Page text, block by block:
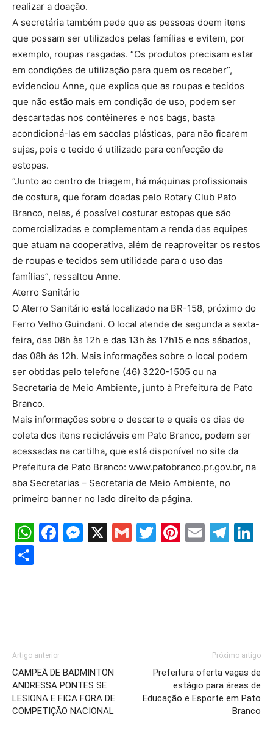
realizar a doação.
A secretária também pede que as pessoas doem itens
que possam ser utilizados pelas famílias e evitem, por
exemplo, roupas rasgadas. “Os produtos precisam estar
em condições de utilização para quem os receber”,
evidenciou Anne, que explica que as roupas e tecidos
que não estão mais em condição de uso, podem ser
descartadas nos contêineres e nos bags, basta
acondicioná-las em sacolas plásticas, para não ficarem
sujas, pois o tecido é utilizado para confecção de
estopas.
“Junto ao centro de triagem, há máquinas profissionais
de costura, que foram doadas pelo Rotary Club Pato
Branco, nelas, é possível costurar estopas que são
comercializadas e complementam a renda das equipes
que atuam na cooperativa, além de reaproveitar os restos
de roupas e tecidos sem utilidade para o uso das
famílias”, ressaltou Anne.
Aterro Sanitário
O Aterro Sanitário está localizado na BR-158, próximo do
Ferro Velho Guindani. O local atende de segunda a sexta-
feira, das 08h às 12h e das 13h às 17h15 e nos sábados,
das 08h às 12h. Mais informações sobre o local podem
ser obtidas pelo telefone (46) 3220-1505 ou na
Secretaria de Meio Ambiente, junto à Prefeitura de Pato
Branco.
Mais informações sobre o descarte e quais os dias de
coleta dos itens recicláveis em Pato Branco, podem ser
acessadas na cartilha, que está disponível no site da
Prefeitura de Pato Branco: www.patobranco.pr.gov.br, na
aba Secretarias – Secretaria de Meio Ambiente, no
primeiro banner no lado direito da página.
WhatsApp
Facebook
Messenger
X GmailTwitter
Pinterest
Email
Artigo anterior
CAMPEÃ DE BADMINTON
ANDRESSA PONTES SE
LESIONA E FICA FORA DE
COMPETIÇÃO NACIONAL
Próximo artigo
Prefeitura oferta vagas de
estágio para áreas de
Educação e Esporte em Pato
Branco